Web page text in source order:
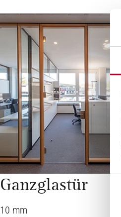
Ganzglastür
10 mm